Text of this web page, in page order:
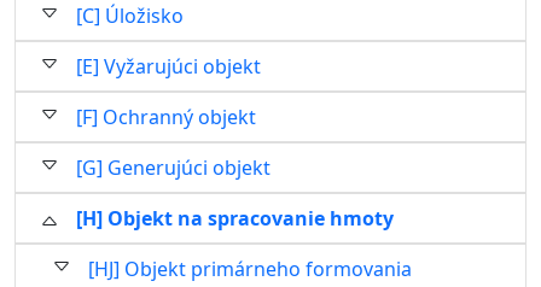
[C] Úložisko
[E] Vyžarujúci objekt
[F] Ochranný objekt
[G] Generujúci objekt
[H] Objekt na spracovanie hmoty
[HJ] Objekt primárneho formovania